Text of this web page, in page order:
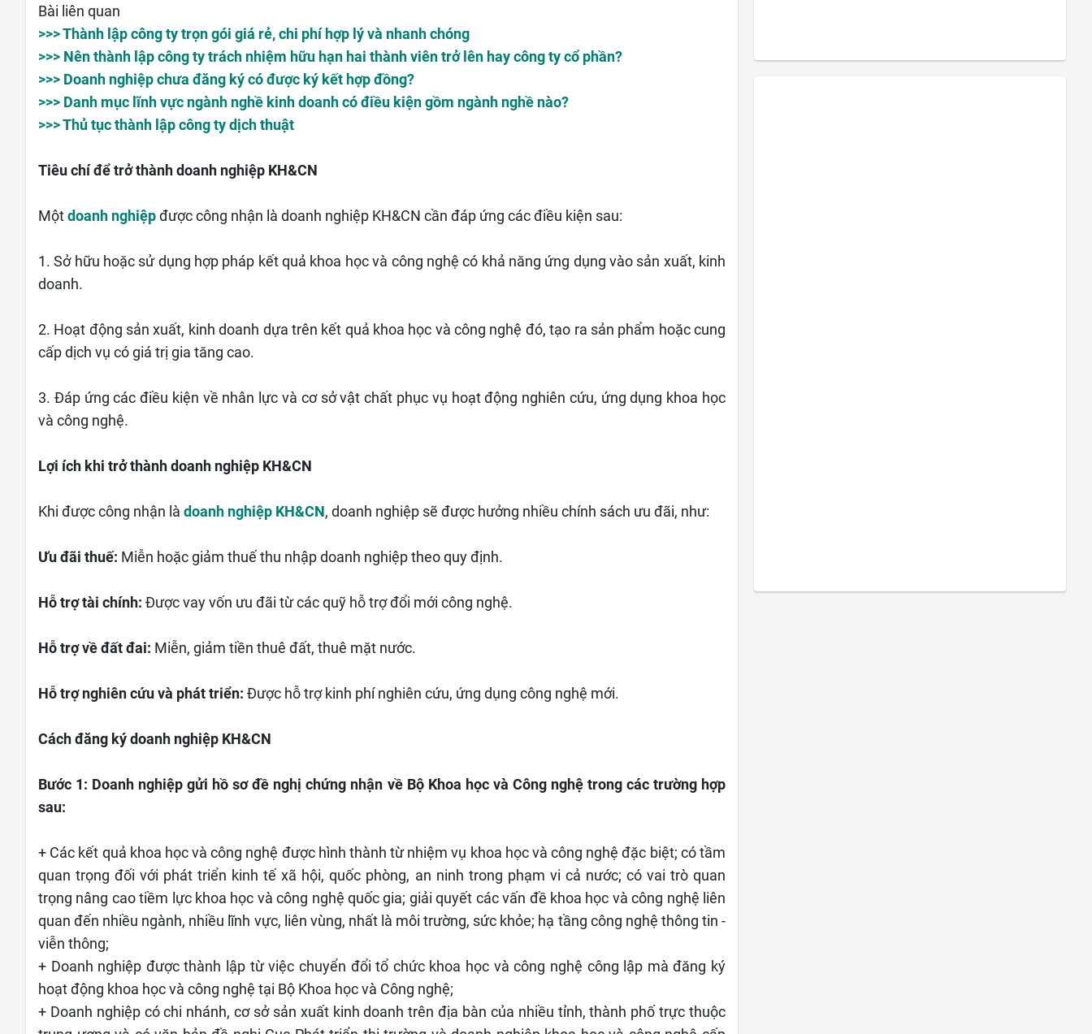
Bài liên quan
>>> Thành lập công ty trọn gói giá rẻ, chi phí hợp lý và nhanh chóng
>>> Nên thành lập công ty trách nhiệm hữu hạn hai thành viên trở lên hay công ty cổ phần?
>>> Doanh nghiệp chưa đăng ký có được ký kết hợp đồng?
>>> Danh mục lĩnh vực ngành nghề kinh doanh có điều kiện gồm ngành nghề nào?
>>> Thủ tục thành lập công ty dịch thuật
Tiêu chí để trở thành doanh nghiệp KH&CN
Một doanh nghiệp được công nhận là doanh nghiệp KH&CN cần đáp ứng các điều kiện sau:
1. Sở hữu hoặc sử dụng hợp pháp kết quả khoa học và công nghệ có khả năng ứng dụng vào sản xuất, kinh
doanh.
2. Hoạt động sản xuất, kinh doanh dựa trên kết quả khoa học và công nghệ đó, tạo ra sản phẩm hoặc cung
cấp dịch vụ có giá trị gia tăng cao.
3. Đáp ứng các điều kiện về nhân lực và cơ sở vật chất phục vụ hoạt động nghiên cứu, ứng dụng khoa học
và công nghệ.
Lợi ích khi trở thành doanh nghiệp KH&CN
Khi được công nhận là doanh nghiệp KH&CN , doanh nghiệp sẽ được hưởng nhiều chính sách ưu đãi, như:
Ưu đãi thuế: Miễn hoặc giảm thuế thu nhập doanh nghiệp theo quy định.
Hỗ trợ tài chính: Được vay vốn ưu đãi từ các quỹ hỗ trợ đổi mới công nghệ.
Hỗ trợ về đất đai: Miễn, giảm tiền thuê đất, thuê mặt nước.
Hỗ trợ nghiên cứu và phát triển: Được hỗ trợ kinh phí nghiên cứu, ứng dụng công nghệ mới.
Cách đăng ký doanh nghiệp KH&CN
Bước 1: Doanh nghiệp gửi hồ sơ đề nghị chứng nhận về Bộ Khoa học và Công nghệ trong các trường hợp
sau:
+ Các kết quả khoa học và công nghệ được hình thành từ nhiệm vụ khoa học và công nghệ đặc biệt; có tầm
quan trọng đối với phát triển kinh tế xã hội, quốc phòng, an ninh trong phạm vi cả nước; có vai trò quan
trọng nâng cao tiềm lực khoa học và công nghệ quốc gia; giải quyết các vấn đề khoa học và công nghệ liên
quan đến nhiều ngành, nhiều lĩnh vực, liên vùng, nhất là môi trường, sức khỏe; hạ tầng công nghệ thông tin -
viễn thông;
+ Doanh nghiệp được thành lập từ việc chuyển đổi tổ chức khoa học và công nghệ công lập mà đăng ký
hoạt động khoa học và công nghệ tại Bộ Khoa học và Công nghệ;
+ Doanh nghiệp có chi nhánh, cơ sở sản xuất kinh doanh trên địa bàn của nhiều tỉnh, thành phố trực thuộc